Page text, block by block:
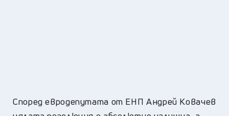
Според евродепутата от ЕНП Андрей Ковачев